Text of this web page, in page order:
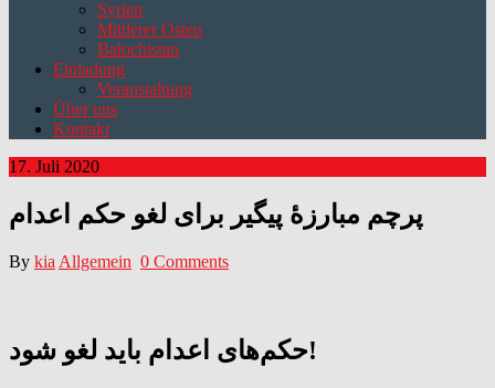
Syrien
Mittlerer Osten
Balochistan
Einladung
Veranstaltung
Über uns
Kontakt
17. Juli 2020
پرچم مبارزۀ پیگیر برای لغو حکم اعدام
By kia Allgemein 0 Comments
حکم‌های اعدام باید لغو شود!